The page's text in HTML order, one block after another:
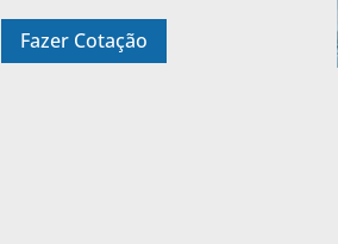
Fazer Cotação